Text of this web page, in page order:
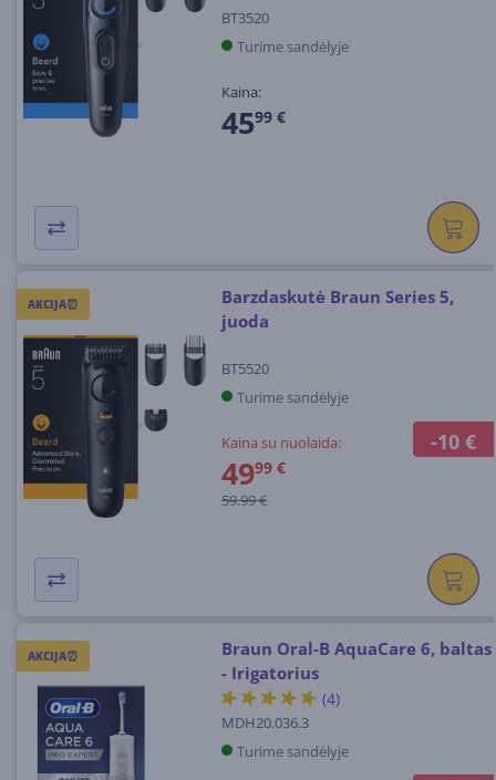
BT3520
Turime sandėlyje
Kaina:
4599 €
AKCIJA⏰
-10 €
Barzdaskutė Braun Series 5,
juoda
BT5520
Turime sandėlyje
Kaina su nuolaida:
4999 €
59.99 €
AKCIJA⏰
Braun Oral-B AquaCare 6, baltas
- Irigatorius
(4)
MDH20.036.3
Turime sandėlyje